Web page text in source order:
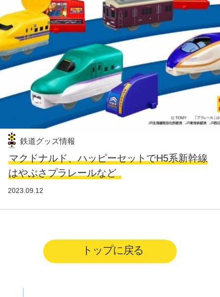
鉄道グッズ情報
マクドナルド、ハッピーセットでH5系新幹線
はやぶさプラレールなど
2023.09.12
トップに戻る